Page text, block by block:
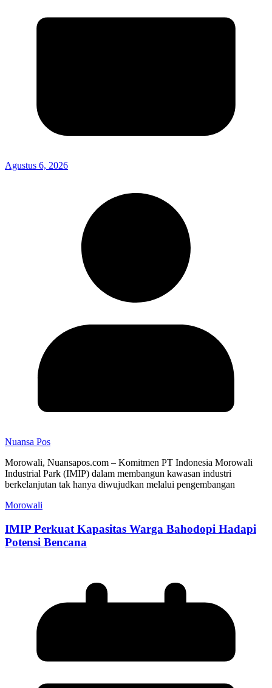
Agustus 6, 2026
Nuansa Pos
Morowali, Nuansapos.com – Komitmen PT Indonesia Morowali
Industrial Park (IMIP) dalam membangun kawasan industri
berkelanjutan tak hanya diwujudkan melalui pengembangan
Morowali
IMIP Perkuat Kapasitas Warga Bahodopi Hadapi
Potensi Bencana